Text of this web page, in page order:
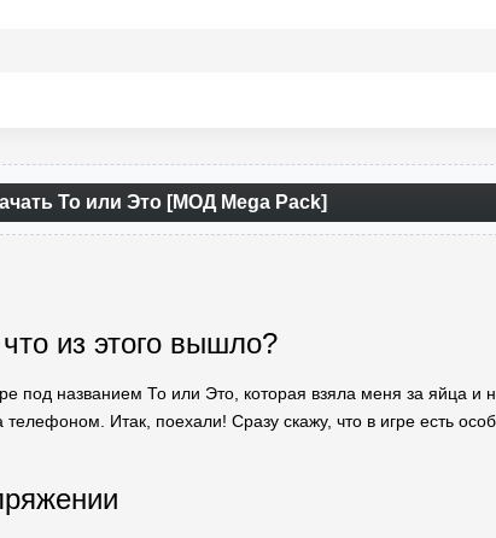
То или Это [МОД Mega Pack]
из этого вышло?
под названием То или Это, которая взяла меня за яйца и
Итак, поехали! Сразу скажу, что в игре есть